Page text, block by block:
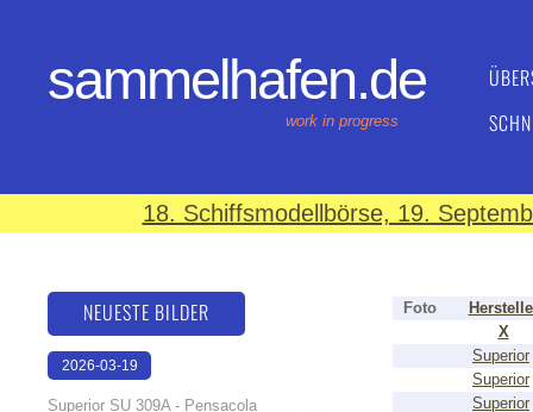
sammelhafen.de
work in progress
18. Schiffsmodellbörse, 19.
Foto
X
Superior
Superior
Superior
NEUESTE BILDER
2026-03-19
Superior SU 309A - Pensacola